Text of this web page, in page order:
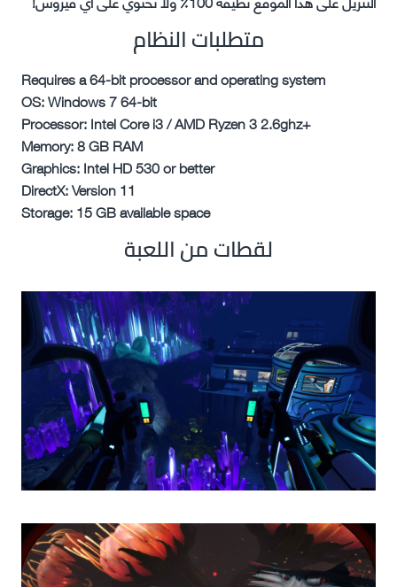
متطلبات النظام
Requires a 64-bit processor and operating system
OS: Windows 7 64-bit
Processor: Intel Core i3 / AMD Ryzen 3 2.6ghz+
Memory: 8 GB RAM
Graphics: Intel HD 530 or better
DirectX: Version 11
Storage: 15 GB available space
لقطات من اللعبة